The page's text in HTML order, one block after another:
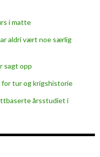
i matte
aldri vært noe særlig
sagt opp
tur og krigshistorie
årsstudiet i